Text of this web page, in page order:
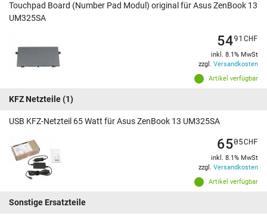
Touchpad Board (Number Pad Modul) original für Asus ZenBook 13
UM325SA
Artikel verfügbar
5491 CHF
inkl. 8.1% MwSt
zzgl. Versandkosten
KFZ Netzteile(1)
USB KFZ-Netzteil 65 Watt für Asus ZenBook 13 UM325SA
Artikel verfügbar
6505CHF
inkl. 8.1% MwSt
zzgl. Versandkosten
Sonstige Ersatzteile